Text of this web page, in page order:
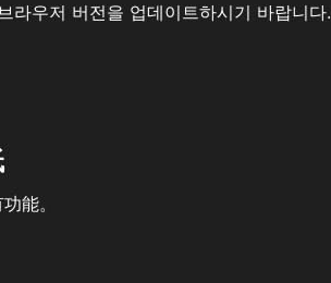
라우저 버전을 업데이트하시기 바랍니다.
能。